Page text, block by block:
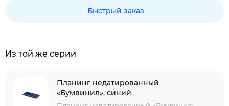
Быстрый заказ
Из той же серии
Планинг недатированный
«Бумвинил», синий